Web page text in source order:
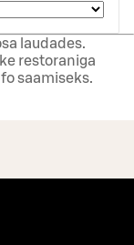
laudades.
restoraniga
saamiseks.